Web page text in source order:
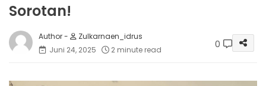
Sorotan!
Zulkarnaen_idrus
Juni 24, 2025
2 minute read 0